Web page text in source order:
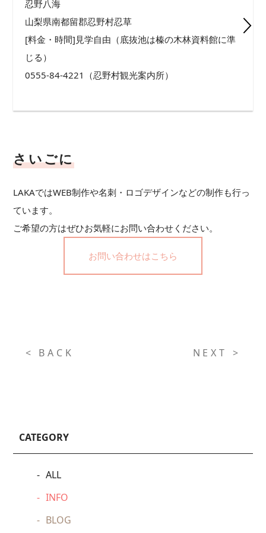
忍野八海
山梨県南都留郡忍野村忍草
[料金・時間]見学自由（底抜池は榛の木林資料館に準
じる）
0555-84-4221（忍野村観光案内所）
さいごに
LAKAではWEB制作や名刺・ロゴデザインなどの制作も行っ
ています。
ご希望の方はぜひお気軽にお問い合わせください。
お問い合わせはこちら
< BACK NEXT >
CATEGORY
ALL
INFO
BLOG